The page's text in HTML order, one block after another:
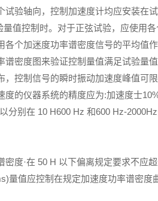
试验轴向，控制加速度计均应安装在
值控制时。对于正弦试验，应使用
各个加迷度功率谱密度信号的平均值
密度图来验证控制量值满足试验量值
，控制信号的瞬时振动加速度峰值可
度的仪器系统的精度应为:加速度士
分别在 10 H600 Hz 和600 Hz-
度·在 50 H 以下偏离规定要求不应
量值应控制在规定加速度功率谱密度